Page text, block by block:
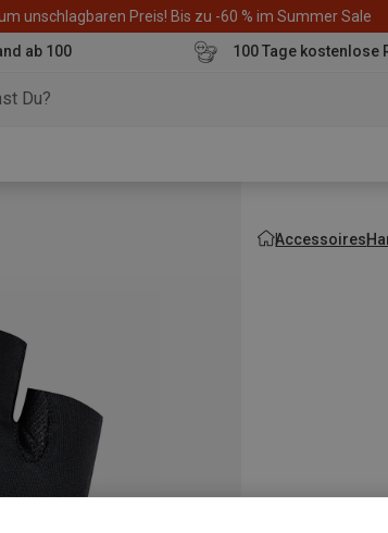
unschlagbaren Preis! Bis zu -60 % im Summer Sale
ab 100
100 Tage kostenlose
Accessoires